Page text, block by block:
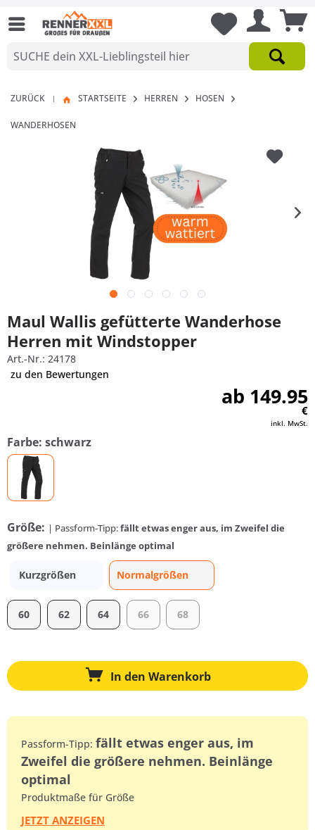
ZURÜCK | STARTSEITE HERREN HOSEN
WANDERHOSEN
Maul Wallis gefütterte Wanderhose
Herren mit Windstopper
Art.-Nr.: 24178
zu den Bewertungen
ab 149.95
€
inkl. MwSt.
Farbe: schwarz
Größe: | Passform-Tipp:fällt etwas enger aus, im Zweifel die
größere nehmen. Beinlänge optimal
Kurzgrößen Normalgrößen
60 62 64 66 68
In den Warenkorb
Passform-Tipp: fällt etwas enger aus, im
Zweifel die größere nehmen. Beinlänge
optimal
Produktmaße für Größe
JETZT ANZEIGEN